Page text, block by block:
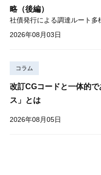
略（後編）
社債発行による調達ルート多
2026年08月03日
コラム
改訂CGコードと一体的
ス」とは
2026年08月05日